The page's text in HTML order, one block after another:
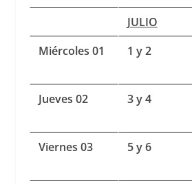
JULIO
Miércoles 01
1 y 2
Jueves 02
3 y 4
Viernes 03
5 y 6